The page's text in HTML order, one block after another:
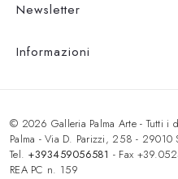
Newsletter
Informazioni
© 2026 Galleria Palma Arte - Tutti i
Palma - Via D. Parizzi, 258 - 29010
Tel. +393459056581 - Fax
REA PC n. 159